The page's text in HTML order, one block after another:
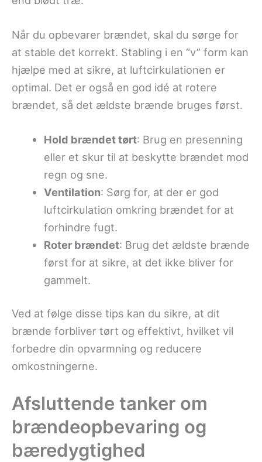
Når du opbevarer brændet, skal du sørge for
at stable det korrekt. Stabling i en “v” form kan
hjælpe med at sikre, at luftcirkulationen er
optimal. Det er også en god idé at rotere
brændet, så det ældste brænde bruges først.
Hold brændet tørt: Brug en presenning
eller et skur til at beskytte brændet mod
regn og sne.
Ventilation: Sørg for, at der er god
luftcirkulation omkring brændet for at
forhindre fugt.
Roter brændet: Brug det ældste brænde
først for at sikre, at det ikke bliver for
gammelt.
Ved at følge disse tips kan du sikre, at dit
brænde forbliver tørt og effektivt, hvilket vil
forbedre din opvarmning og reducere
omkostningerne.
Afsluttende tanker om
brændeopbevaring og
bæredygtighed